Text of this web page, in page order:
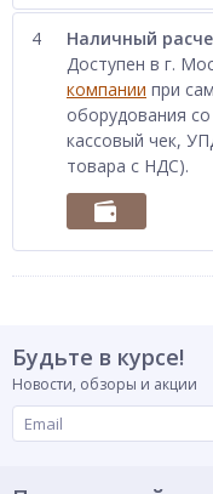
4
Наличный
Доступен в г.
компании при
оборудования
кассовый чек,
товара с НДС).
Будьте в курсе!
Новости, обзоры и акции